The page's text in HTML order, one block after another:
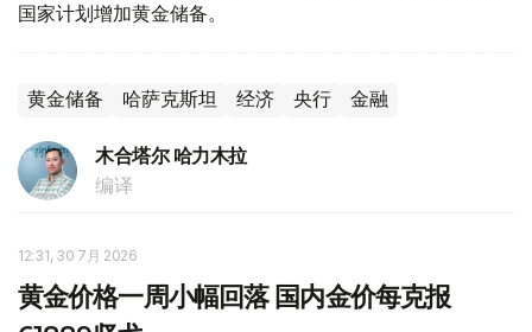
国家计划增加黄金储备。
黄金储备 哈萨克斯坦 经济 央行 金融
木合塔尔 哈力木拉
编译
12:31, 30 7月 2026
黄金价格一周小幅回落 国内金价每克报